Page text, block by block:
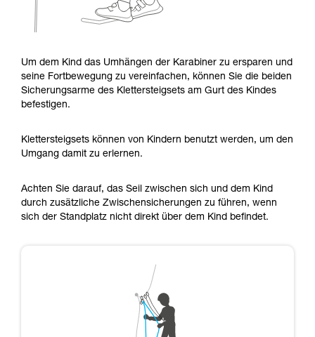
Um dem Kind das Umhängen der Karabiner zu ersparen und
seine Fortbewegung zu vereinfachen, können Sie die beiden
Sicherungsarme des Klettersteigsets am Gurt des Kindes
befestigen.
Klettersteigsets können von Kindern benutzt werden, um den
Umgang damit zu erlernen.
Achten Sie darauf, das Seil zwischen sich und dem Kind
durch zusätzliche Zwischensicherungen zu führen, wenn
sich der Standplatz nicht direkt über dem Kind befindet.